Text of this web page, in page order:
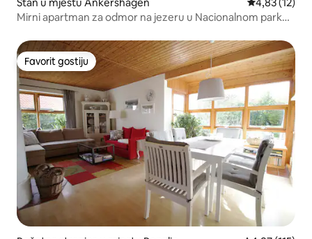
Mirni apartman za odmor na jezeru u Nacionalnom parku
Favorit gostiju
Favorit gostiju